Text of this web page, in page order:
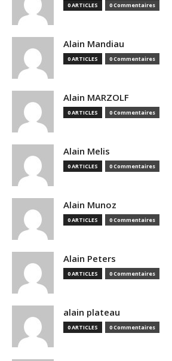
0 ARTICLES 0 Commentaires
Alain Mandiau
0 ARTICLES 0 Commentaires
Alain MARZOLF
0 ARTICLES 0 Commentaires
Alain Melis
0 ARTICLES 0 Commentaires
Alain Munoz
0 ARTICLES 0 Commentaires
Alain Peters
0 ARTICLES 0 Commentaires
alain plateau
0 ARTICLES 0 Commentaires